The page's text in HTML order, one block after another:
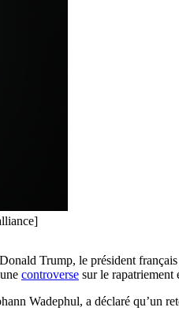
Trump, le président
controverse sur le rapatriement
Wadephul, a déclaré qu’un